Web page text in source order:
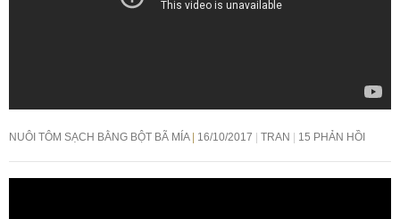
NUÔI TÔM SẠCH BẰNG BỘT BÃ MÍA 16/10/2017 TRAN 15 PHẢN HỒI